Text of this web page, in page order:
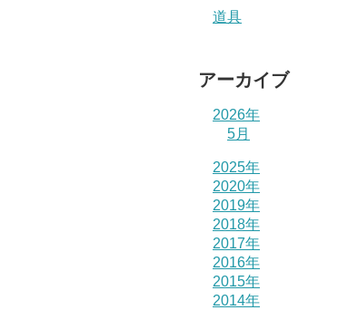
道具
アーカイブ
2026年
5月
2025年
2020年
2019年
2018年
2017年
2016年
2015年
2014年